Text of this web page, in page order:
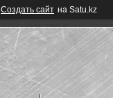
Создать сайт на Satu.kz